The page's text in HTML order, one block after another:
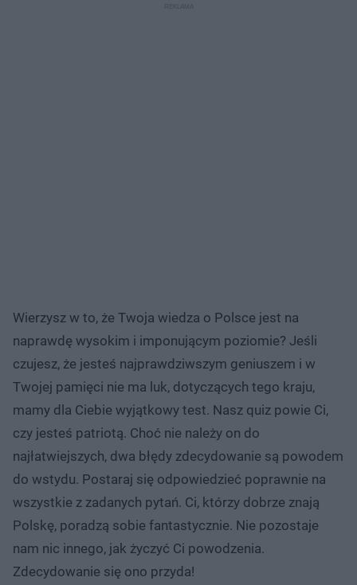
Wierzysz w to, że Twoja wiedza o Polsce jest na
naprawdę wysokim i imponującym poziomie? Jeśli
czujesz, że jesteś najprawdziwszym geniuszem i w
Twojej pamięci nie ma luk, dotyczących tego kraju,
mamy dla Ciebie wyjątkowy test. Nasz quiz powie Ci,
czy jesteś patriotą. Choć nie należy on do
najłatwiejszych, dwa błędy zdecydowanie są powodem
do wstydu. Postaraj się odpowiedzieć poprawnie na
wszystkie z zadanych pytań. Ci, którzy dobrze znają
Polskę, poradzą sobie fantastycznie. Nie pozostaje
nam nic innego, jak życzyć Ci powodzenia.
Zdecydowanie się ono przyda!